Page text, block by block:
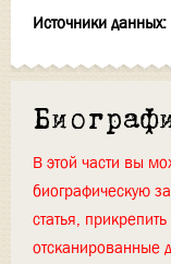
Источники данных:
В этой части вы
биографическую
статья,
отсканированные